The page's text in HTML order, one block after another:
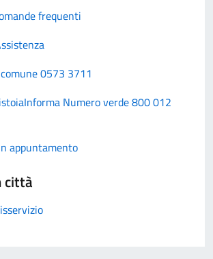
frequenti
0573 3711
Numero verde 800 012
appuntamento
città